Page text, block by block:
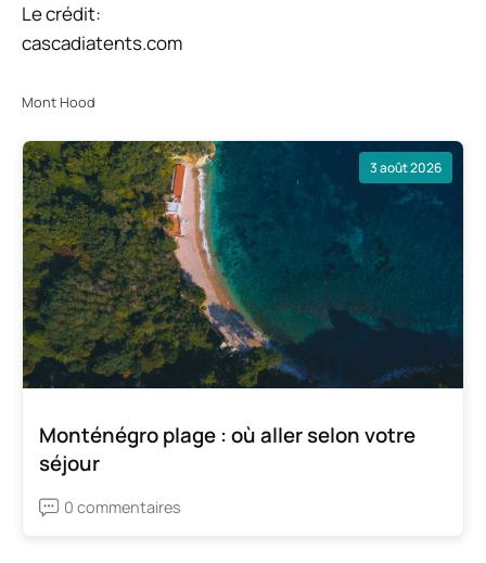
Le crédit:
cascadiatents.com
Mont Hood
3 août 2026
Monténégro plage : où aller selon votre
séjour
0 commentaires